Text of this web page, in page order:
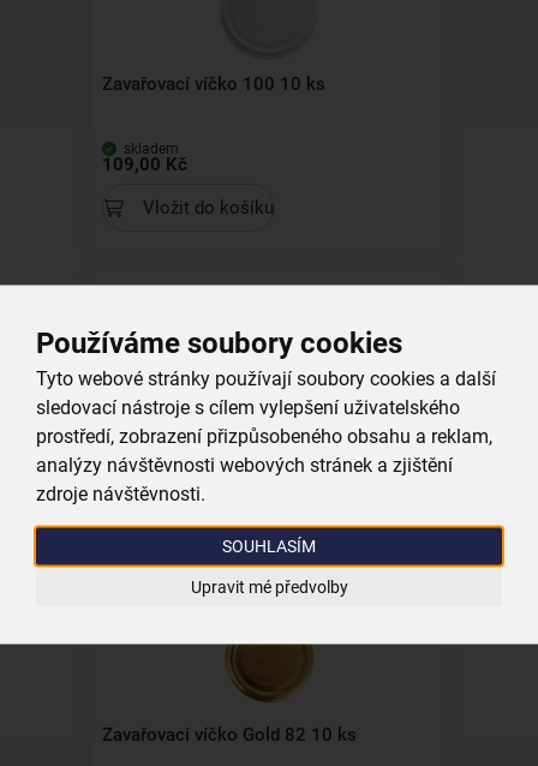
Používáme soubory cookies
Tyto webové stránky používají soubory cookies a další
sledovací nástroje s cílem vylepšení uživatelského
prostředí, zobrazení přizpůsobeného obsahu a reklam,
analýzy návštěvnosti webových stránek a zjištění
zdroje návštěvnosti.
SOUHLASÍM
Upravit mé předvolby
Zavařovací víčko 100 10 ks
skladem
109,00 Kč
Vložit do košíku
Zavařovací víčko 53 10 ks
skladem
39,00 Kč
Vložit do košíku
Zavařovací víčko Gold 82 10 ks